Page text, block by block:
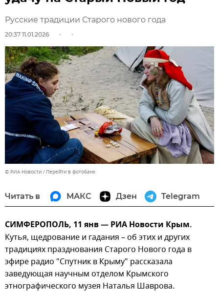
Русские традиции Старого нового года
20:37 11.01.2026
© РИА Новости Перейти в фотобанк
Читать в МАКС Дзен Telegram
СИМФЕРОПОЛЬ, 11 янв — РИА Новости Крым.
Кутья, щедрование и гадания – об этих и других
традициях празднования Старого Нового года в
эфире радио "Спутник в Крыму" рассказала
заведующая научным отделом Крымского
этнографического музея Наталья Шаврова.